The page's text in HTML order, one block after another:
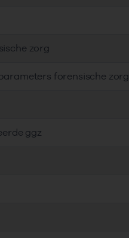
zorg
forensische zorg
ggz